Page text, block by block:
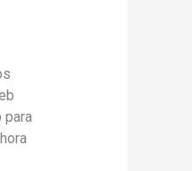
para